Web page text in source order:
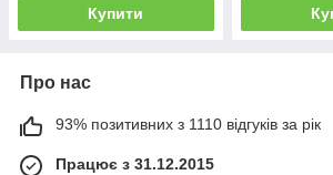
Купити
Про нас
93% позитивних з 1110 відгуків за рік
Працює з 31.12.2015